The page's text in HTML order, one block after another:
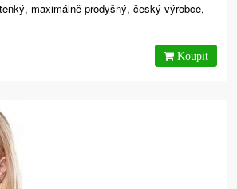
maximálně prodyšný, český výrobce,